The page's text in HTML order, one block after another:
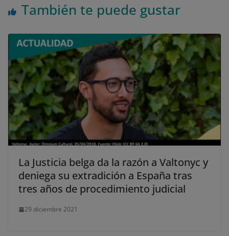
También te puede gustar
La Justicia belga da la razón a Valtonyc y
deniega su extradición a España tras
tres años de procedimiento judicial
29 diciembre 2021